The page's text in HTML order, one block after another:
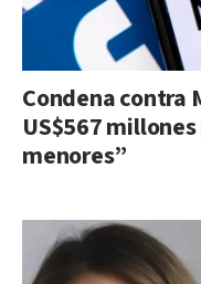
Condena contra
US$567
menores”